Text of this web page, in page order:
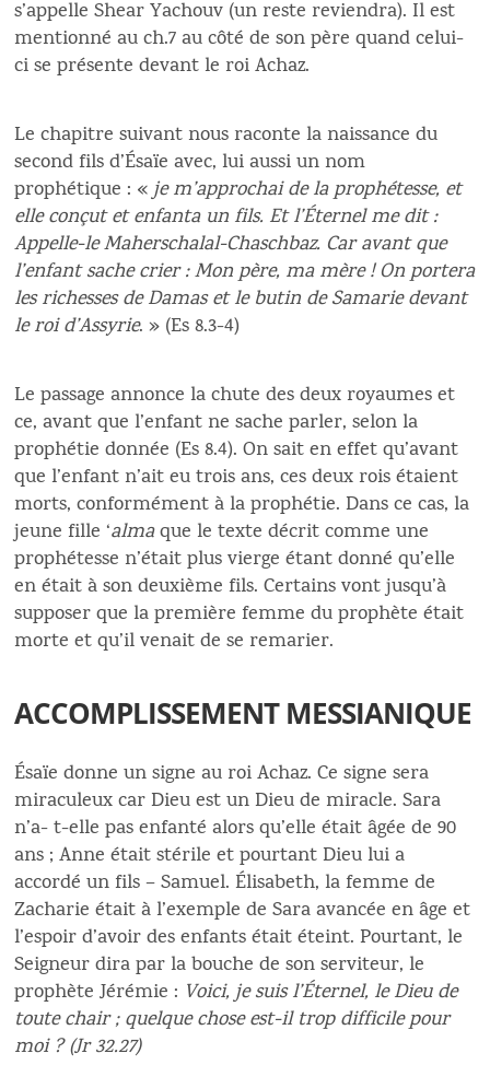
s’appelle Shear Yachouv (un reste reviendra). Il est
mentionné au ch.7 au côté de son père quand celui-
ci se présente devant le roi Achaz.
Le chapitre suivant nous raconte la naissance du
second fils d’Ésaïe avec, lui aussi un nom
prophétique : «je m’approchai de la prophétesse, et
elle conçut et enfanta un fils. Et l’Éternel me dit :
Appelle-le Maherschalal-Chaschbaz. Car avant que
l’enfant sache crier : Mon père, ma mère ! On portera
les richesses de Damas et le butin de Samarie devant
le roi d’Assyrie. » (Es 8.3-4)
Le passage annonce la chute des deux royaumes et
ce, avant que l’enfant ne sache parler, selon la
prophétie donnée (Es 8.4). On sait en effet qu’avant
que l’enfant n’ait eu trois ans, ces deux rois étaient
morts, conformément à la prophétie. Dans ce cas, la
jeune fille ‘almaque le texte décrit comme une
prophétesse n’était plus vierge étant donné qu’elle
en était à son deuxième fils. Certains vont jusqu’à
supposer que la première femme du prophète était
morte et qu’il venait de se remarier.
ACCOMPLISSEMENT MESSIANIQUE
Ésaïe donne un signe au roi Achaz. Ce signe sera
miraculeux car Dieu est un Dieu de miracle. Sara
n’a- t-elle pas enfanté alors qu’elle était âgée de 90
ans ; Anne était stérile et pourtant Dieu lui a
accordé un fils – Samuel. Élisabeth, la femme de
Zacharie était à l’exemple de Sara avancée en âge et
l’espoir d’avoir des enfants était éteint. Pourtant, le
Seigneur dira par la bouche de son serviteur, le
prophète Jérémie : Voici, je suis l’Éternel, le Dieu de
toute chair ; quelque chose est-il trop difficile pour
moi ? (Jr 32.27)